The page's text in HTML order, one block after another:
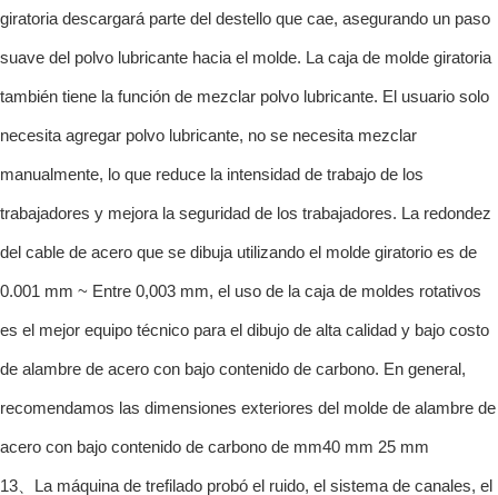
giratoria descargará parte del destello que cae, asegurando un paso
suave del polvo lubricante hacia el molde. La caja de molde giratoria
también tiene la función de mezclar polvo lubricante. El usuario solo
necesita agregar polvo lubricante, no se necesita mezclar
manualmente, lo que reduce la intensidad de trabajo de los
trabajadores y mejora la seguridad de los trabajadores. La redondez
del cable de acero que se dibuja utilizando el molde giratorio es de
0.001 mm ~ Entre 0,003 mm, el uso de la caja de moldes rotativos
es el mejor equipo técnico para el dibujo de alta calidad y bajo costo
de alambre de acero con bajo contenido de carbono. En general,
recomendamos las dimensiones exteriores del molde de alambre de
acero con bajo contenido de carbono de mm40 mm 25 mm
13、La máquina de trefilado probó el ruido, el sistema de canales, el